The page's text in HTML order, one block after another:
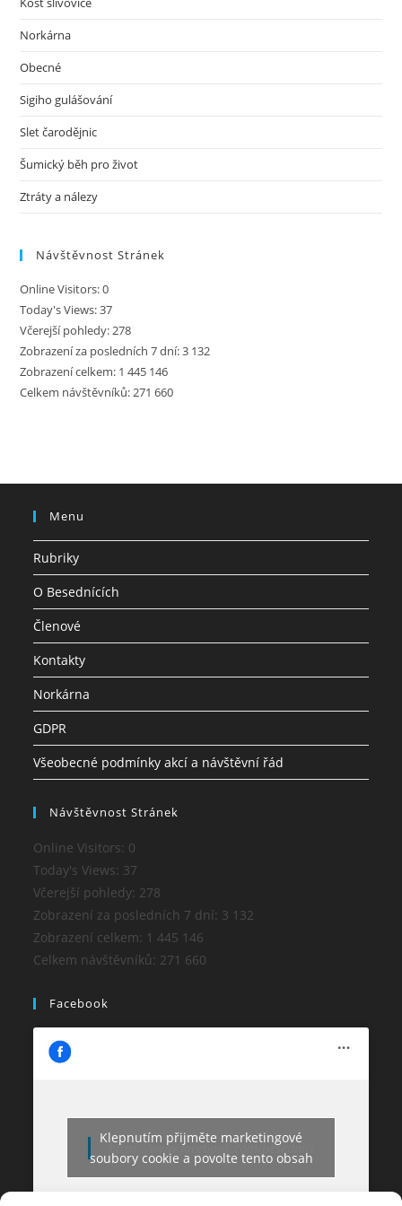
Norkárna
Obecné
Sigiho gulášování
Slet čarodějnic
Šumický běh pro život
Ztráty a nálezy
Návštěvnost Stránek
Online Visitors:0
Today's Views:37
Včerejší pohledy:278
Zobrazení za posledních 7 dní:3 132
Zobrazení celkem: 1 445 146
Celkem návštěvníků:271 660
Menu
Rubriky
O Besednících
Členové
Kontakty
Norkárna
GDPR
Všeobecné podmínky akcí a návštěvní řád
Návštěvnost Stránek
Online Visitors: 0
Today's Views: 37
Včerejší pohledy: 278
Zobrazení za posledních 7 dní: 3 132
Zobrazení celkem: 1 445 146
Celkem návštěvníků: 271 660
Facebook
https://www.facebook.com/besednici
Klepnutím přijměte marketingové
soubory cookie a povolte tento obsah